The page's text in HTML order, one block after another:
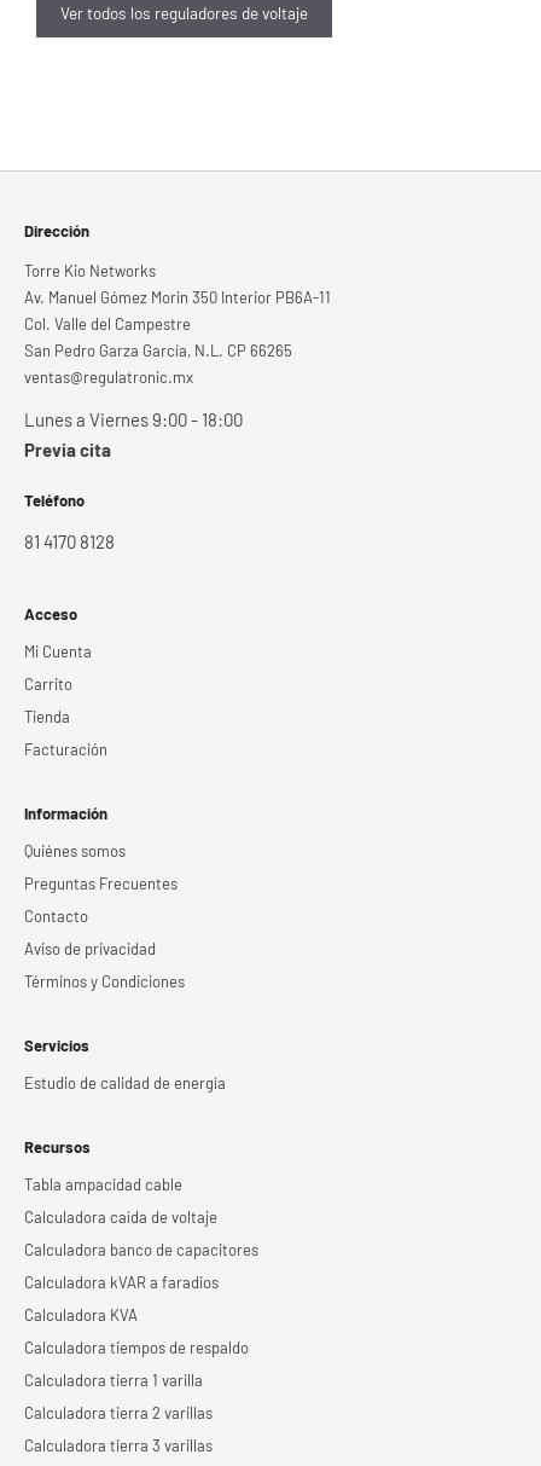
Ver todos los reguladores de voltaje
Dirección
Torre Kio Networks
Av. Manuel Gómez Morin 350 Interior PB6A-11
Col. Valle del Campestre
San Pedro Garza García, N.L. CP 66265
ventas@regulatronic.mx
Lunes a Viernes 9:00 - 18:00
Previa cita
Teléfono
81 4170 8128
Acceso
Mi Cuenta
Carrito
Tienda
Facturación
Información
Quiénes somos
Preguntas Frecuentes
Contacto
Aviso de privacidad
Términos y Condiciones
Servicios
Estudio de calidad de energía
Recursos
Tabla ampacidad cable
Calculadora caída de voltaje
Calculadora banco de capacitores
Calculadora kVAR a faradios
Calculadora KVA
Calculadora tiempos de respaldo
Calculadora tierra 1 varilla
Calculadora tierra 2 varillas
Calculadora tierra 3 varillas